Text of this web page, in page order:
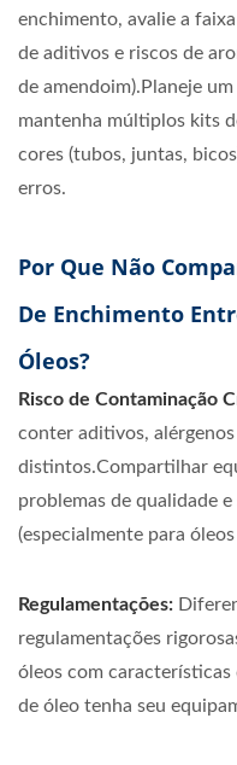
enchimento, avalie a
de aditivos e riscos de
de amendoim).Planeje
mantenha múltiplos kits
cores (tubos, juntas,
erros.
Por Que Não
De Enchimento
Óleos?
Risco de Contaminação
conter aditivos,
distintos.Compartilhar
problemas de qualidade
(especialmente para
Regulamentações:
regulamentações
óleos com
de óleo tenha seu